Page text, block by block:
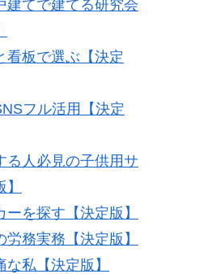
建てで建てる研究会
看板で選ぶ【決定
フル活用【決定
る人必見の子供用サ
を探す【決定版】
務実務【決定版】
私【決定版】